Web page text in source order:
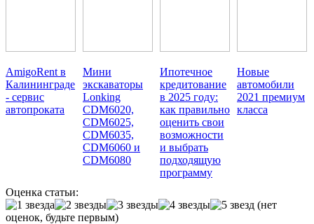
AmigoRent в
Калининграде
- сервис
автопроката
Мини
экскаваторы
Lonking
CDM6020,
CDM6025,
CDM6035,
CDM6060 и
CDM6080
Ипотечное
кредитование
в 2025 году:
как правильно
оценить свои
возможности
и выбрать
подходящую
программу
Новые
автомобили
2021 премиум
класса
Оценка статьи:
(нет
оценок, будьте первым)